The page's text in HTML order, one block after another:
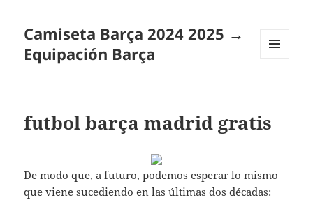
Camiseta Barça 2024 2025 →
Equipación Barça
futbol barça madrid gratis
De modo que, a futuro, podemos esperar lo mismo
que viene sucediendo en las últimas dos décadas: